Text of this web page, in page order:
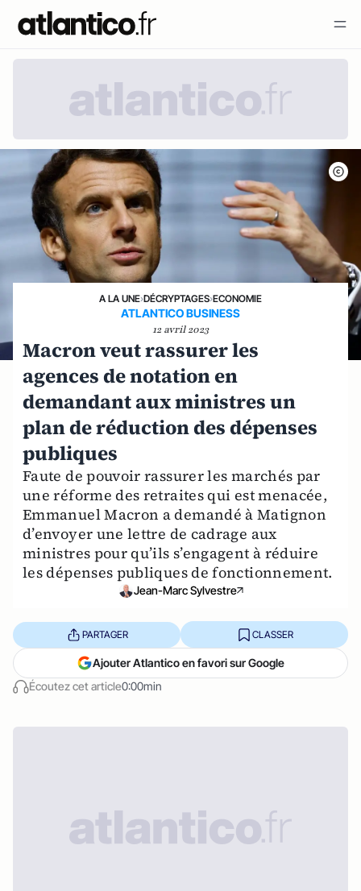
A LA UNE›DÉCRYPTAGES›ECONOMIE
ATLANTICO BUSINESS
12 avril 2023
Macron veut rassurer les
agences de notation en
demandant aux ministres un
plan de réduction des dépenses
publiques
Faute de pouvoir rassurer les marchés par
une réforme des retraites qui est menacée,
Emmanuel Macron a demandé à Matignon
d’envoyer une lettre de cadrage aux
ministres pour qu’ils s’engagent à réduire
les dépenses publiques de fonctionnement.
Jean-Marc Sylvestre
Écoutez cet article0:00min
PARTAGER CLASSER
Ajouter Atlantico en favori sur Google